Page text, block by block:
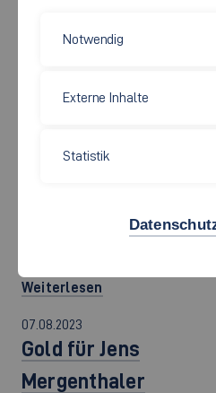
Das Forschungsinstitut Virtual
Maschinen und Systeme hat bei
den 1. Platz erreicht. Der Preis
Weiterlesen
07.08.2023
Gold für Jens
Mergenthaler
Notwendig
Externe Inhalte
Statistik